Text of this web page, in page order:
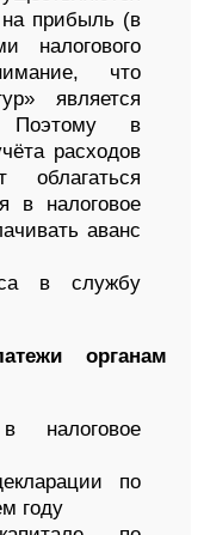
на прибыль (в
налогового
что
является
Поэтому в
расходов
облагаться
в налоговое
аванс
в службу
органам
налоговое
по
году